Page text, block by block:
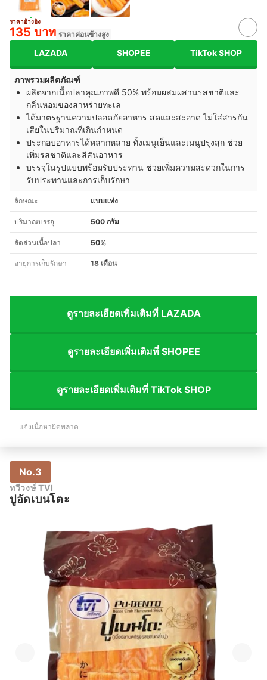
ราคาอ้างอิง
135 บาท ราคาค่อนข้างสูง
LAZADA SHOPEE TikTok SHOP
ภาพรวมผลิตภัณฑ์
ผลิตจากเนื้อปลาคุณภาพดี 50% พร้อมผสมผสานรสชาติและ
กลิ่นหอมของสาหร่ายทะเล
ได้มาตรฐานความปลอดภัยอาหาร สดและสะอาด ไม่ใส่สารกัน
เสียในปริมาณที่เกินกำหนด
ประกอบอาหารได้หลากหลาย ทั้งเมนูเย็นและเมนูปรุงสุก ช่วย
เพิ่มรสชาติและสีสันอาหาร
บรรจุในรูปแบบพร้อมรับประทาน ช่วยเพิ่มความสะดวกในการ
รับประทานและการเก็บรักษา
ลักษณะ แบบแท่ง
ปริมาณบรรจุ 500 กรัม
สัดส่วนเนื้อปลา 50%
อายุการเก็บรักษา 18 เดือน
ดูรายละเอียดเพิ่มเติมที่ LAZADA
ดูรายละเอียดเพิ่มเติมที่ SHOPEE
ดูรายละเอียดเพิ่มเติมที่ TikTok SHOP
แจ้งเนื้อหาผิดพลาด
No.3
ทวีวงษ์ TVI
ปูอัดเบนโตะ